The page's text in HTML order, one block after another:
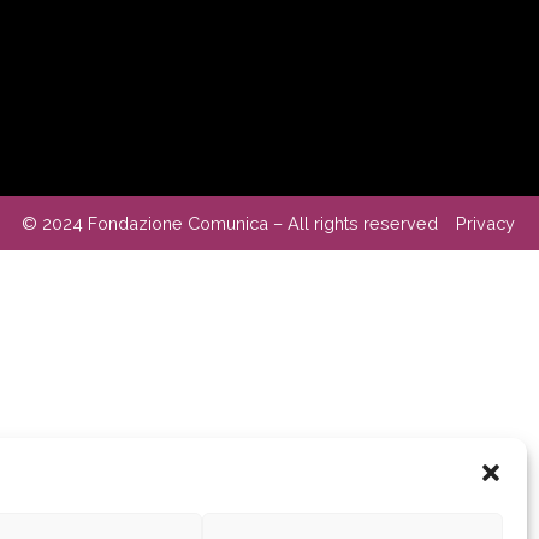
© 2024 Fondazione Comunica – All rights reserved Privacy